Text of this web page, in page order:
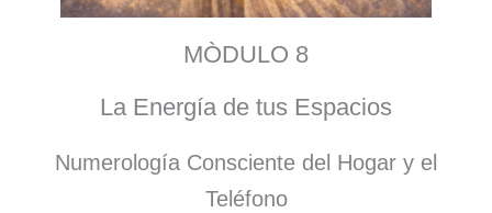
MÒDULO 8
La Energía de tus Espacios
Numerología Consciente del Hogar y el
Teléfono